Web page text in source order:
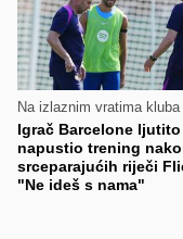
Na izlaznim vratima kluba
Igrač Barcelone ljutito
napustio trening
srceparajućih riječi
"Ne ideš s nama"